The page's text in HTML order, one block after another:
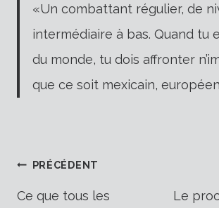
«Un combattant régulier, de
intermédiaire à bas. Quand tu
du monde, tu dois affronter
que ce soit mexicain,
PRÉCÉDENT
Ce que tous les
Le